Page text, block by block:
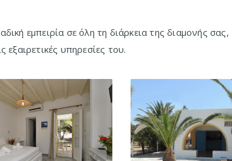
εμπειρία σε όλη τη διάρκεια της διαμονής σας,
υπηρεσίες του.